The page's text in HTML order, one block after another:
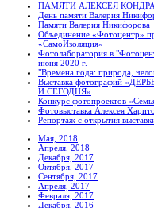
ПАМЯТИ АЛЕКСЕЯ
День памяти Валерия
Памяти Валерия Никифорова
Объединение «Фотоцентр»
«СамоИзоляция»
Фотолаборатория в
июня 2020 г.
"Времена года: природа,
Выставка фотографий
И СЕГОДНЯ»
Конкурс фотопроектов
Фотовыставка Алексея
Репортаж с открытия
Мая, 2018
Апреля, 2018
Декабря, 2017
Октября, 2017
Сентября, 2017
Апреля, 2017
Февраля, 2017
Декабря, 2016